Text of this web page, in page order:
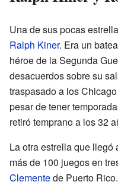
Una de sus pocas
Ralph Kiner. Era un
héroe de la Segunda
desacuerdos sobre su
traspasado a los
pesar de tener
retiró temprano a los 32
La otra estrella que
más de 100 juegos en
Clementede Puerto